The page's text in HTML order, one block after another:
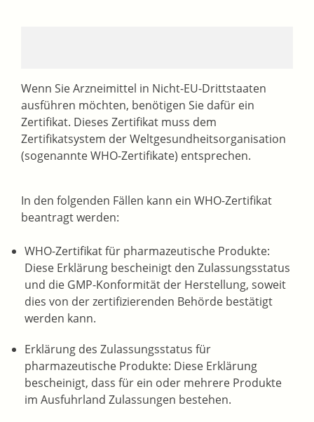
Wenn Sie Arzneimittel in Nicht-EU-Drittstaaten
ausführen möchten, benötigen Sie dafür ein
Zertifikat. Dieses Zertifikat muss dem
Zertifikatsystem der Weltgesundheitsorganisation
(sogenannte WHO-Zertifikate) entsprechen.
In den folgenden Fällen kann ein WHO-Zertifikat
beantragt werden:
WHO-Zertifikat für pharmazeutische Produkte:
Diese Erklärung bescheinigt den Zulassungsstatus
und die GMP-Konformität der Herstellung, soweit
dies von der zertifizierenden Behörde bestätigt
werden kann.
Erklärung des Zulassungsstatus für
pharmazeutische Produkte: Diese Erklärung
bescheinigt, dass für ein oder mehrere Produkte
im Ausfuhrland Zulassungen bestehen.